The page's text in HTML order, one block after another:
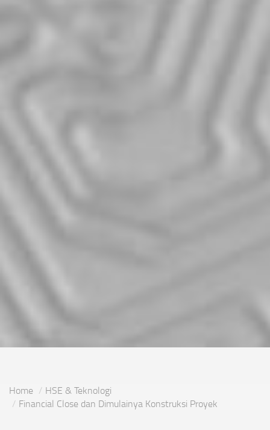
Home
HSE & Teknologi
Financial Close dan Dimulainya Konstruksi Proyek